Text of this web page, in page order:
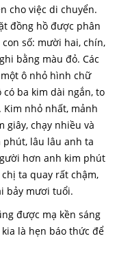
cho việc di chuyển.
đồng hồ được phân
số: mười hai, chín,
bằng màu đỏ. Các
ô nhỏ hình chữ
ba kim dài ngắn, to
nhỏ nhất, mảnh
giây, chạy nhiều và
phút, lâu lâu anh ta
hơn anh kim phút
ta quay rất chậm,
bảy mươi tuổi.
được mạ kền sáng
là hẹn báo thức để